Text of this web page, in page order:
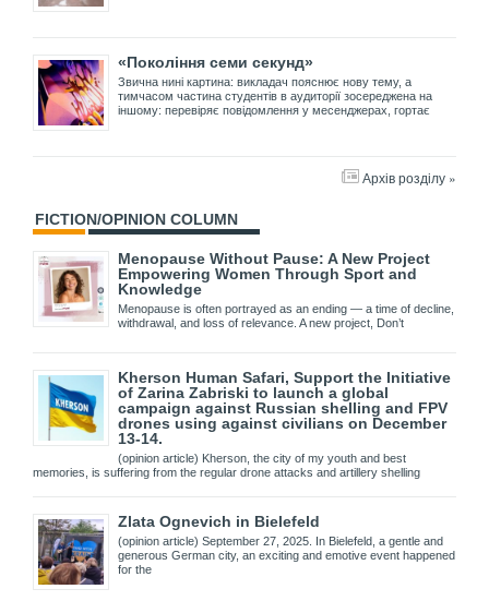
«Покоління семи секунд»
Звична нині картина: викладач пояснює нову тему, а
тимчасом частина студентів в аудиторії зосереджена на
іншому: перевіряє повідомлення у месенджерах, гортає
Архів розділу »
FICTION/OPINION COLUMN
Menopause Without Pause: A New Project
Empowering Women Through Sport and
Knowledge
Menopause is often portrayed as an ending — a time of decline,
withdrawal, and loss of relevance. A new project, Don’t
Kherson Human Safari, Support the Initiative
of Zarina Zabriski to launch a global
campaign against Russian shelling and FPV
drones using against civilians on December
13-14.
(opinion article) Kherson, the city of my youth and best
memories, is suffering from the regular drone attacks and artillery shelling
Zlata Ognevich in Bielefeld
(opinion article) September 27, 2025. In Bielefeld, a gentle and
generous German city, an exciting and emotive event happened
for the